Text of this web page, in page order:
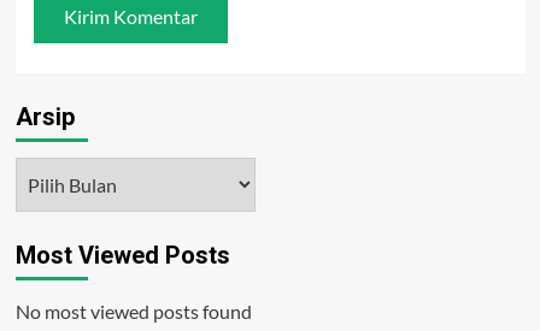
Arsip
Most Viewed Posts
No most viewed posts found